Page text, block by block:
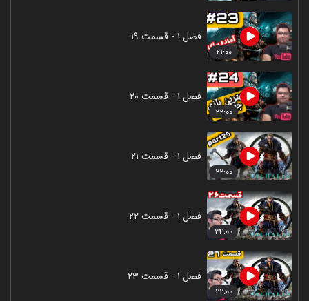
۲۱:۰۰
فصل ۱ - قسمت ۱۹
۲۲:۰۰
فصل ۱ - قسمت ۲۰
۲۲:۰۰
فصل ۱ - قسمت ۲۱
۲۴:۰۰
فصل ۱ - قسمت ۲۲
۲۲:۰۰
فصل ۱ - قسمت ۲۳